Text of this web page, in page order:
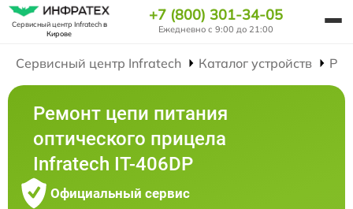
Сервисный центр Infratechв
Кирове
+7 (800) 301-34-05
Ежедневно с 9:00 до 21:00
Сервисный центр Infratech Каталог устройств
Ремонт цепи питания
оптического прицела
Infratech IT-406DP
Официальный сервис